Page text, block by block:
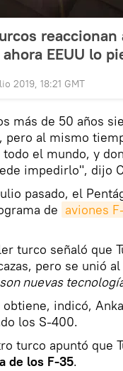
EEUU lo
2019, 18:21 GMT
más de 50 años
pero al mismo
todo el mundo, y
impedirlo", dijo
pasado, el
de aviones
turco señaló que
pero se unió
son nuevas
obtiene, indicó,
los S-400.
turco apuntó que
de los F-35.